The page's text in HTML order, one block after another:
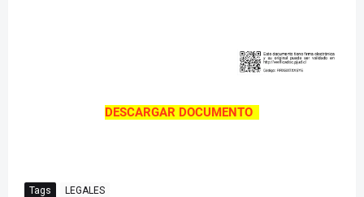
DESCARGAR DOCUMENTO
Tags LEGALES